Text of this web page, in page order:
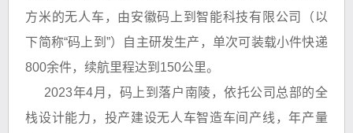
方米的无人车，由安徽码上到智能科技有限公司（以
下简称“码上到”）自主研发生产，单次可装载小件快递
800余件，续航里程达到150公里。
2023年4月，码上到落户南陵，依托公司总部的全
栈设计能力，投产建设无人车智造车间产线，年产量